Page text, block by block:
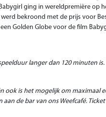
ging in wereldpremière op
bekroond met de prijs voor
Golden Globe voor de film
langer dan 120 minuten is.
ook is het mogelijk om maximaal
de bar van ons Weefcafé. Ticket